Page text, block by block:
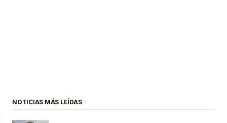
NOTICIAS MÁS LEÍDAS